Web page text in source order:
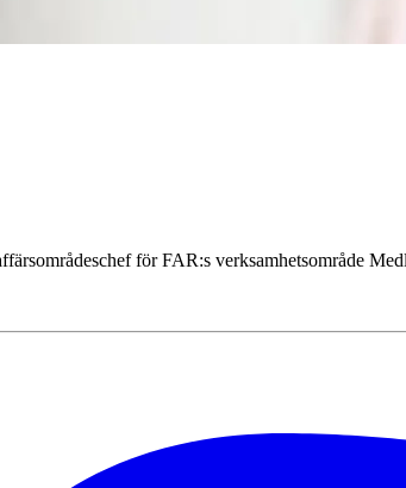
för FAR:s verk­samhetsområde